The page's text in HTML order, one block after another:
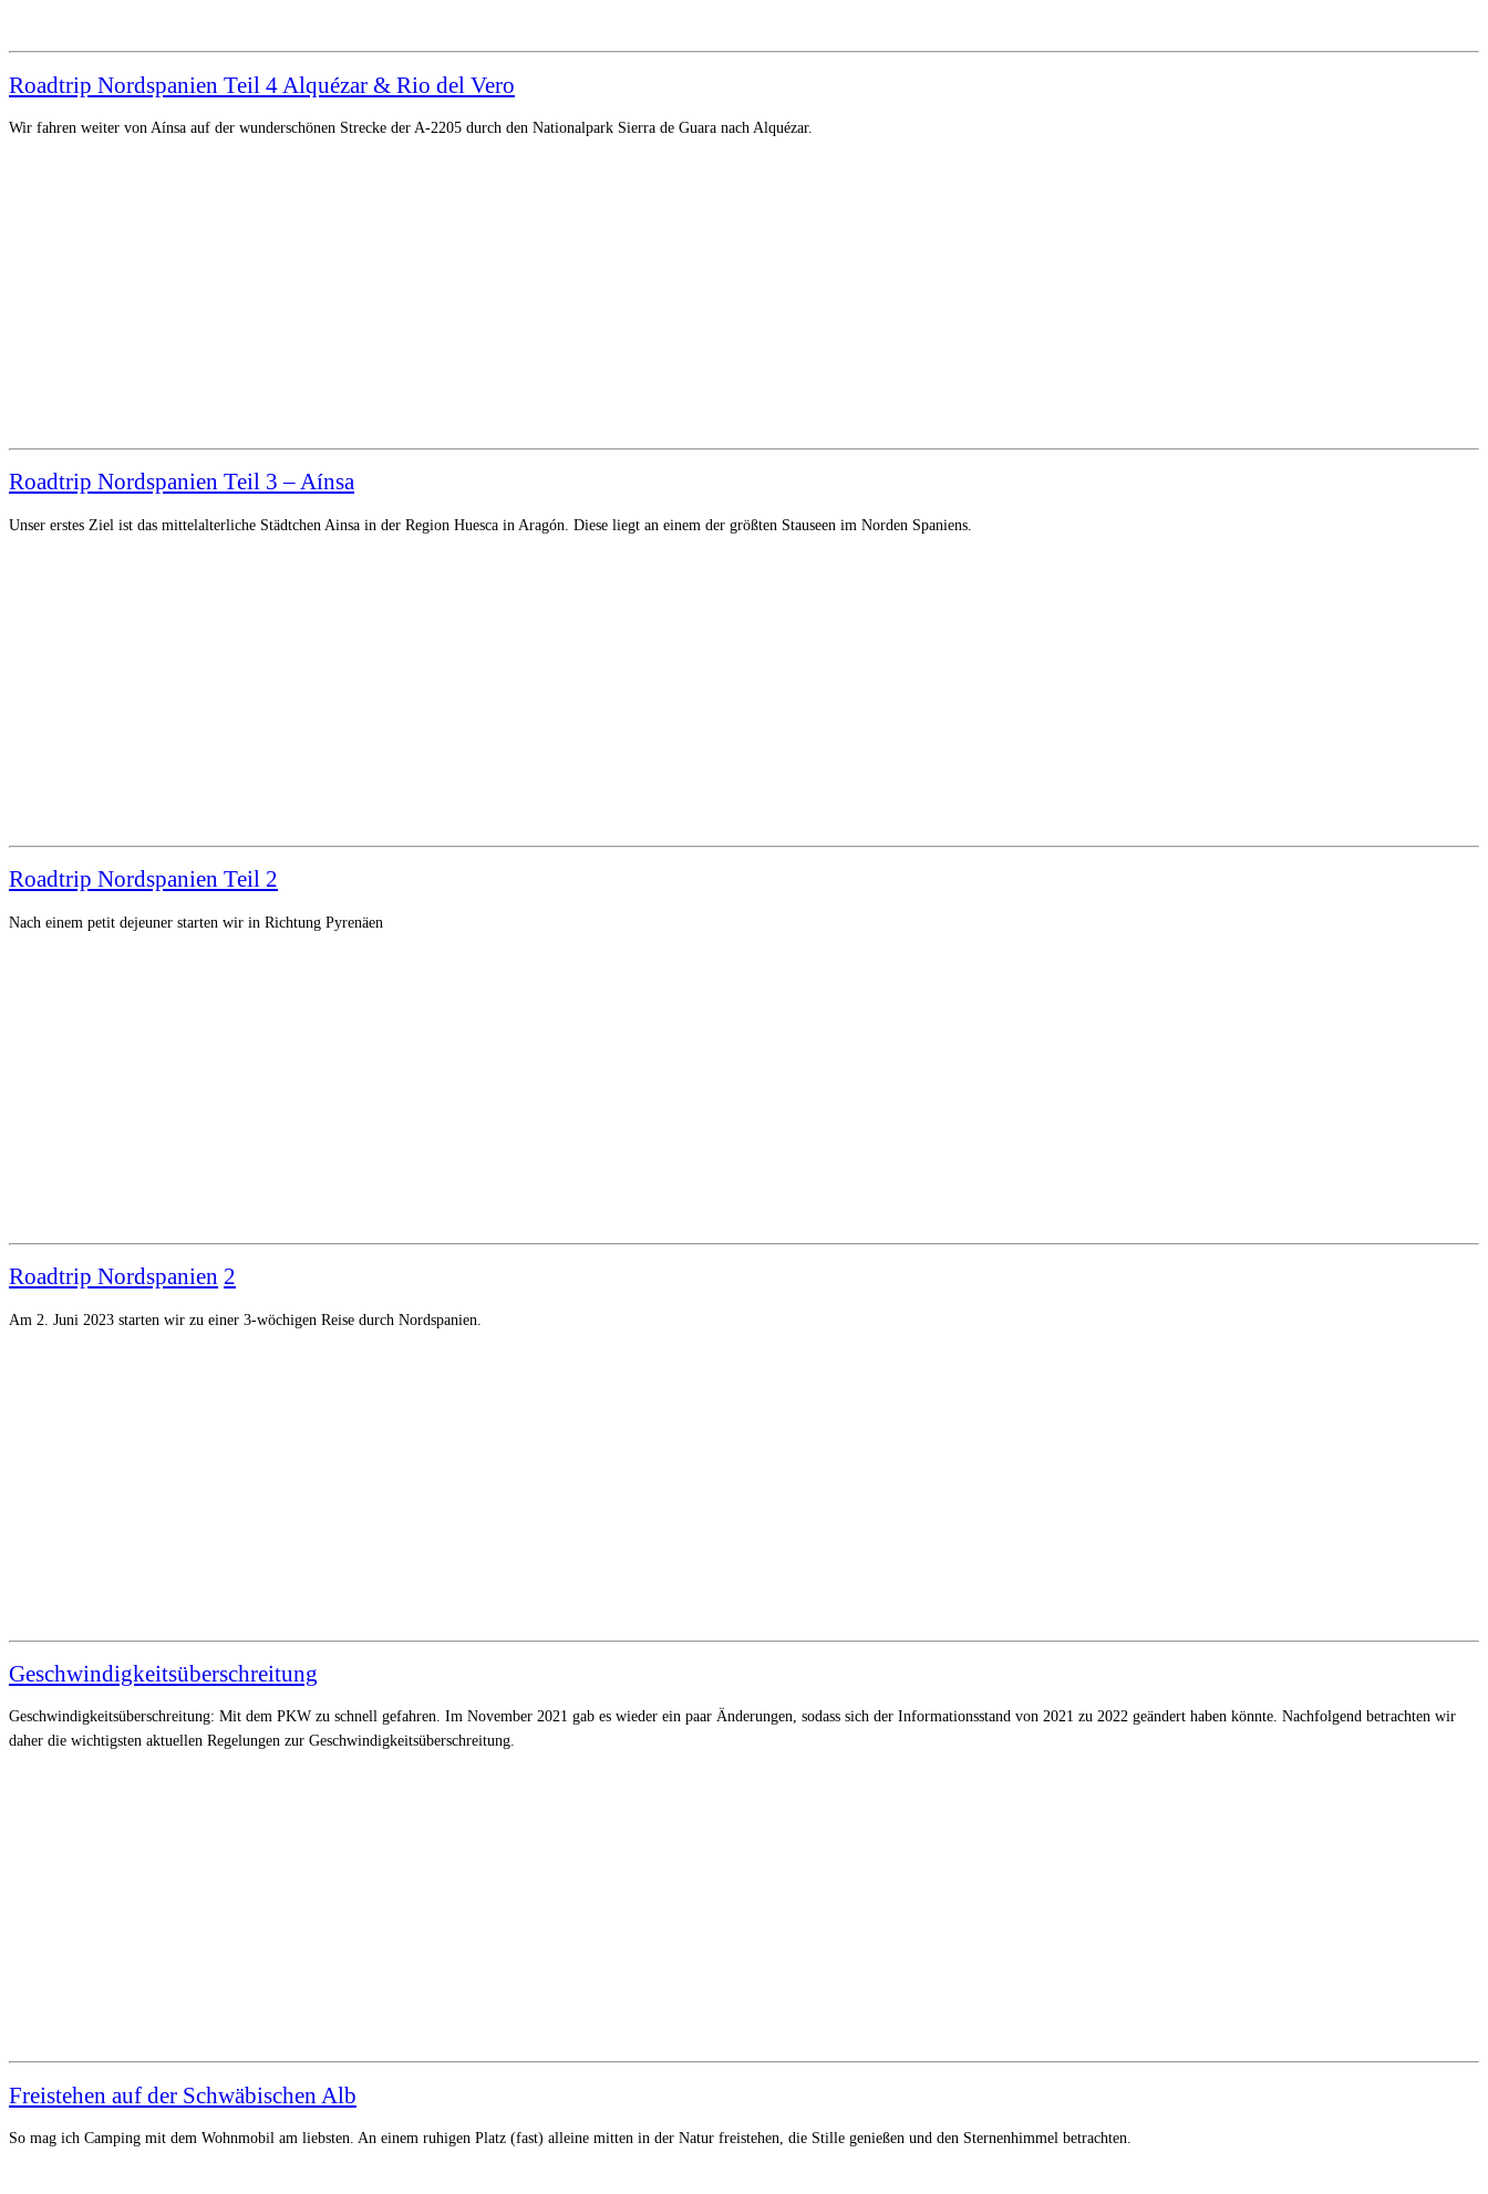
Roadtrip Nordspanien Teil 4 Alquézar & Rio del Vero
Wir fahren weiter von Aínsa auf der wunderschönen Strecke der A-2205 durch den Nationalpark Sierra de Guara nach Alquézar.
Roadtrip Nordspanien Teil 3 – Aínsa
Unser erstes Ziel ist das mittelalterliche Städtchen Ainsa in der Region Huesca in Aragón. Diese liegt an einem der größten Stauseen im Norden Spaniens.
Roadtrip Nordspanien Teil 2
Nach einem petit dejeuner starten wir in Richtung Pyrenäen
Roadtrip Nordspanien 2
Am 2. Juni 2023 starten wir zu einer 3-wöchigen Reise durch Nordspanien.
Geschwindigkeitsüberschreitung
Geschwindigkeitsüberschreitung: Mit dem PKW zu schnell gefahren. Im November 2021 gab es wieder ein paar Änderungen, sodass sich der Informationsstand von 2021 zu 2022 geändert haben könnte. Nachfolgend betrachten wir
daher die wichtigsten aktuellen Regelungen zur Geschwindigkeitsüberschreitung.
Freistehen auf der Schwäbischen Alb
So mag ich Camping mit dem Wohnmobil am liebsten. An einem ruhigen Platz (fast) alleine mitten in der Natur freistehen, die Stille genießen und den Sternenhimmel betrachten.